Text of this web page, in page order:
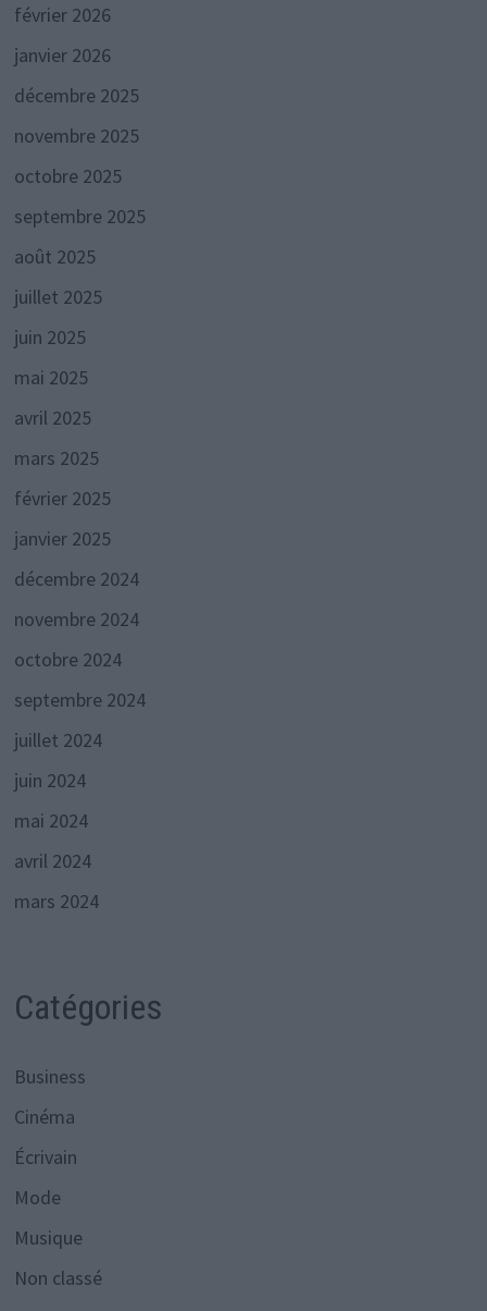
février 2026
janvier 2026
décembre 2025
novembre 2025
octobre 2025
septembre 2025
août 2025
juillet 2025
juin 2025
mai 2025
avril 2025
mars 2025
février 2025
janvier 2025
décembre 2024
novembre 2024
octobre 2024
septembre 2024
juillet 2024
juin 2024
mai 2024
avril 2024
mars 2024
Catégories
Business
Cinéma
Écrivain
Mode
Musique
Non classé